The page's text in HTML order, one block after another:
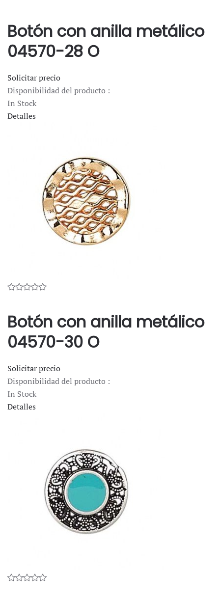
Botón con anilla metálico
04570-28 O
Solicitar precio
Disponibilidad del producto :
In Stock
Detalles
Botón con anilla metálico
04570-30 O
Solicitar precio
Disponibilidad del producto :
In Stock
Detalles